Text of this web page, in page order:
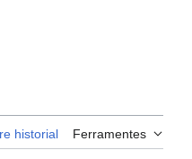
historial Ferramentes